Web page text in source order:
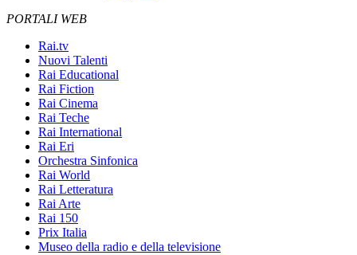
PORTALI WEB
Rai.tv
Nuovi Talenti
Rai Educational
Rai Fiction
Rai Cinema
Rai Teche
Rai International
Rai Eri
Orchestra Sinfonica
Rai World
Rai Letteratura
Rai Arte
Rai 150
Prix Italia
Museo della radio e della televisione